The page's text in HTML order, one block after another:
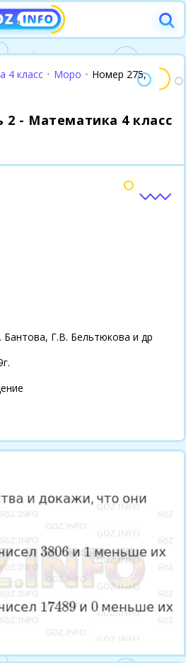
4 класс • Моро • Номер 275,
2 - Математика 4 класс
Г.В. Бельтюкова и др